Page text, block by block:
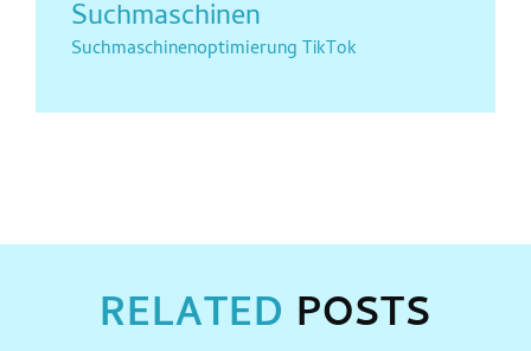
Suchmaschinen
Suchmaschinenoptimierung TikTok
RELATED POSTS